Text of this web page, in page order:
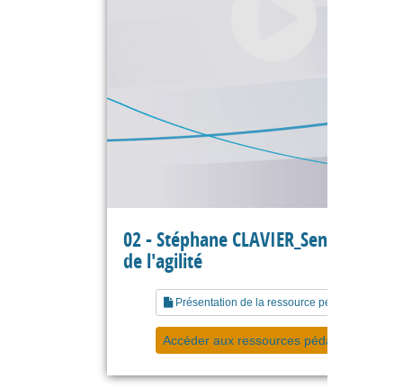
02 - Stéphane CLAVIER_Sens et
de l'agilité
Présentation de la ressource pédagogique
Accéder aux ressources pédagogiques